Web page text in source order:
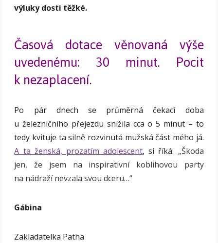
výluky dosti těžké.
Časová dotace věnovaná výše
uvedenému: 30 minut. Pocit
k nezaplacení.
Po pár dnech se průměrná čekací doba
u železničního přejezdu snížila cca o 5 minut – to
tedy kvituje ta silně rozvinutá mužská část mého já.
A ta ženská, prozatím adolescent, si říká: „Škoda
jen, že jsem na inspirativní koblihovou party
na nádraží nevzala svou dceru…“
Gábina
Zakladatelka Patha